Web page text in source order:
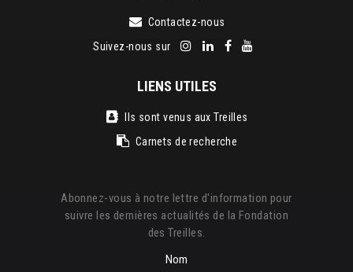
Contactez-nous
Suivez-nous sur
LIENS UTILES
Ils sont venus aux Treilles
Carnets de recherche
Abonnez-vous à notre lettre d'information pour
suivre les dernières actualités de la Fondation
des Treilles.
Nom